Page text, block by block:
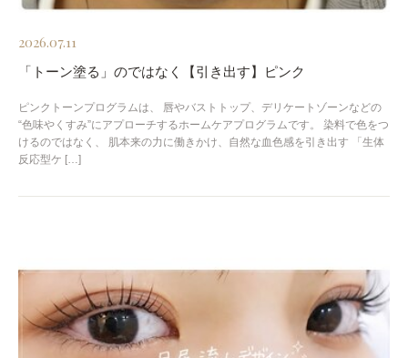
2026.07.11
「トーン塗る」のではなく【引き出す】ピンク
ピンクトーンプログラムは、 唇やバストトップ、デリケートゾーンなどの
“色味やくすみ”にアプローチするホームケアプログラムです。 染料で色をつ
けるのではなく、 肌本来の力に働きかけ、自然な血色感を引き出す 「生体
反応型ケ […]